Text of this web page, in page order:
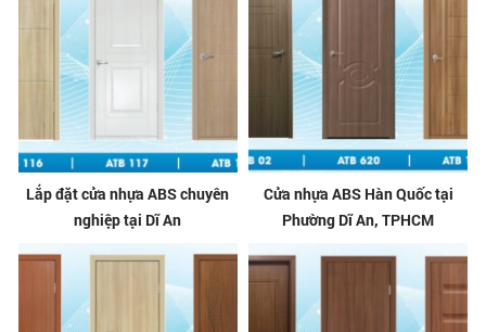
Lắp đặt cửa nhựa ABS chuyên
nghiệp tại Dĩ An
Cửa nhựa ABS Hàn Quốc tại
Phường Dĩ An, TPHCM